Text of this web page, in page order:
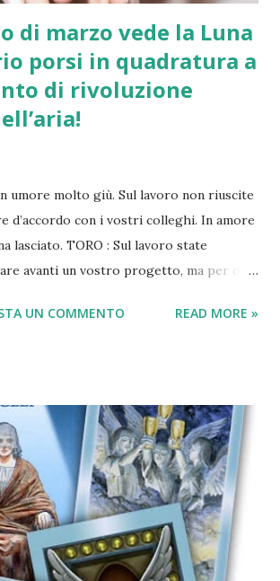
di marzo vede la Luna
porsi in quadratura a
di rivoluzione
umore molto giù. Sul lavoro non riuscite
d’accordo con i vostri colleghi. In amore
lasciato. TORO : Sul lavoro state
avanti un vostro progetto, ma per ora
GEMELLI: Il vostro nuovo lavoro vi porta
questo non vi porta giovamento. In
è la stessa cosa, il vostro partner cerca
voi non volete. LEONE: Il lavoro
In amore invece ci sono degli attriti
anche per questioni di poco conto.
una normale giornata di lavoro, ma per
Pensate, in contrapposizione ai
UN COMMENTO READ MORE »